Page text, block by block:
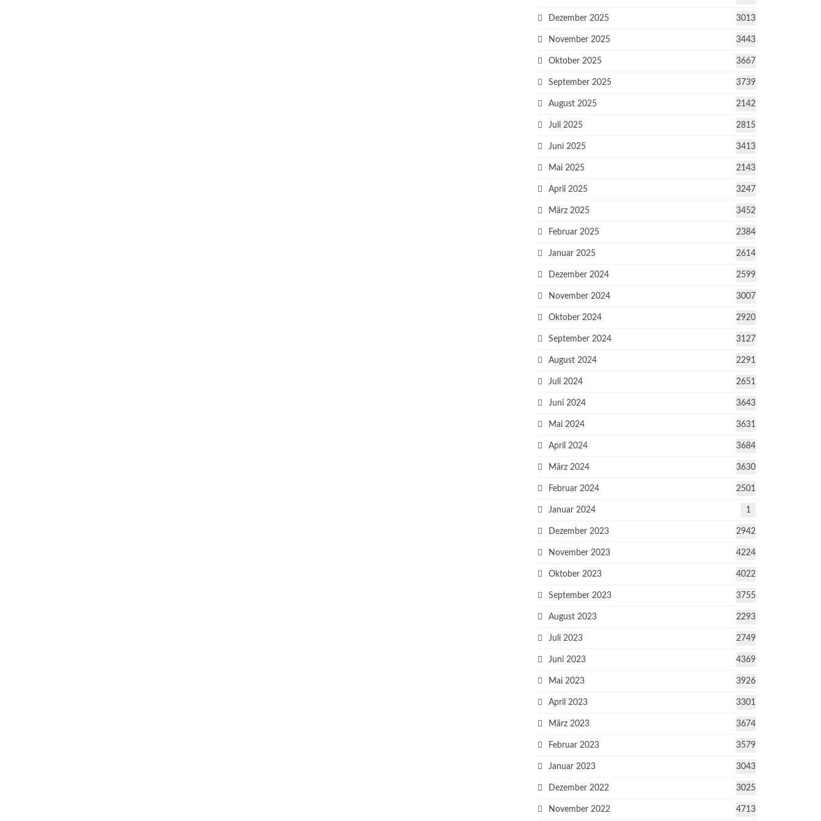
Dezember 2025 3013
November 2025 3443
Oktober 2025 3667
September 2025 3739
August 2025 2142
Juli 2025 2815
Juni 2025 3413
Mai 2025 2143
April 2025 3247
März 2025 3452
Februar 2025 2384
Januar 2025 2614
Dezember 2024 2599
November 2024 3007
Oktober 2024 2920
September 2024 3127
August 2024 2291
Juli 2024 2651
Juni 2024 3643
Mai 2024 3631
April 2024 3684
März 2024 3630
Februar 2024 2501
Januar 2024 1
Dezember 2023 2942
November 2023 4224
Oktober 2023 4022
September 2023 3755
August 2023 2293
Juli 2023 2749
Juni 2023 4369
Mai 2023 3926
April 2023 3301
März 2023 3674
Februar 2023 3579
Januar 2023 3043
Dezember 2022 3025
November 2022 4713